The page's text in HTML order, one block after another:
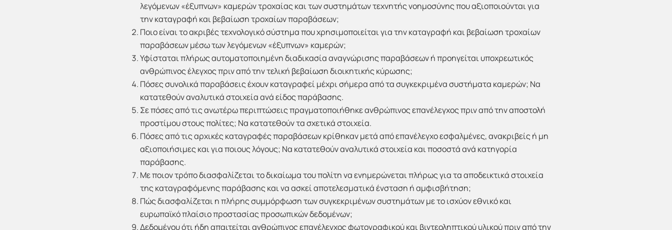
λεγόμενων «έξυπνων» καμερών τροχαίας και των συστημάτων τεχνητής νοημοσύνης που αξιοποιούνται για
την καταγραφή και βεβαίωση τροχαίων παραβάσεων;
Ποιο είναι το ακριβές τεχνολογικό σύστημα που χρησιμοποιείται για την καταγραφή και βεβαίωση τροχαίων
παραβάσεων μέσω των λεγόμενων «έξυπνων» καμερών;
Υφίσταται πλήρως αυτοματοποιημένη διαδικασία αναγνώρισης παραβάσεων ή προηγείται υποχρεωτικός
ανθρώπινος έλεγχος πριν από την τελική βεβαίωση διοικητικής κύρωσης;
Πόσες συνολικά παραβάσεις έχουν καταγραφεί μέχρι σήμερα από τα συγκεκριμένα συστήματα καμερών; Να
κατατεθούν αναλυτικά στοιχεία ανά είδος παράβασης.
Σε πόσες από τις ανωτέρω περιπτώσεις πραγματοποιήθηκε ανθρώπινος επανέλεγχος πριν από την αποστολή
προστίμου στους πολίτες; Να κατατεθούν τα σχετικά στοιχεία.
Πόσες από τις αρχικές καταγραφές παραβάσεων κρίθηκαν μετά από επανέλεγχο εσφαλμένες, ανακριβείς ή μη
αξιοποιήσιμες και για ποιους λόγους; Να κατατεθούν αναλυτικά στοιχεία και ποσοστά ανά κατηγορία
παράβασης.
Με ποιον τρόπο διασφαλίζεται το δικαίωμα του πολίτη να ενημερώνεται πλήρως για τα αποδεικτικά στοιχεία
της καταγραφόμενης παράβασης και να ασκεί αποτελεσματικά ένσταση ή αμφισβήτηση;
Πώς διασφαλίζεται η πλήρης συμμόρφωση των συγκεκριμένων συστημάτων με το ισχύον εθνικό και
ευρωπαϊκό πλαίσιο προστασίας προσωπικών δεδομένων;
Δεδομένου ότι ήδη απαιτείται ανθρώπινος επανέλεγχος φωτογραφικού και βιντεοληπτικού υλικού πριν από την